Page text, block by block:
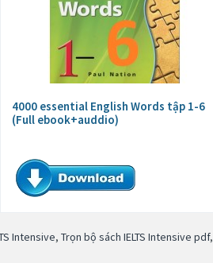
4000 essential English Words tập 1-6
(Full ebook+auddio)
Intensive, Trọn bộ sách IELTS Intensive pdf,